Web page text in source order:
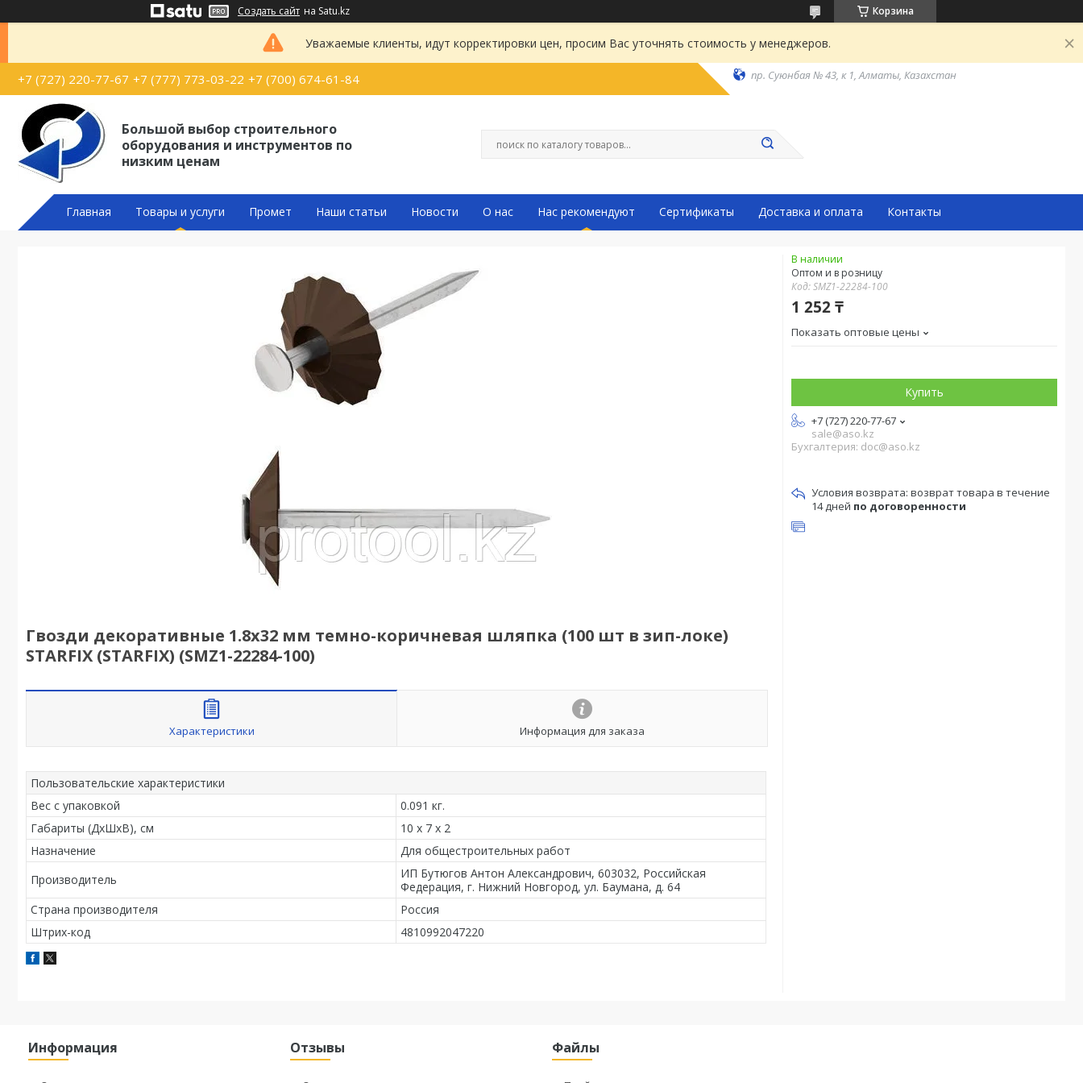
Создать сайт на Satu.kz Корзина
Уважаемые клиенты, идут корректировки цен, просим Вас уточнять стоимость у менеджеров.
+7 (727) 220-77-67 +7 (777) 773-03-22 +7 (700) 674-61-84 пр. Суюнбая № 43, к 1, Алматы, Казахстан
Большой выбор строительного
оборудования и инструментов по
низким ценам
Главная Товары и услуги Промет Наши статьи Новости О нас Нас рекомендуют Сертификаты Доставка и оплата Контакты
Гвозди декоративные 1.8х32 мм темно-коричневая шляпка (100 шт в зип-локе)
STARFIX (STARFIX) (SMZ1-22284-100)
Характеристики Информация для заказа
Пользовательские характеристики
Вес с упаковкой
0.091 кг.
Габариты (ДхШхВ), см
10 x 7 x 2
Назначение
Для общестроительных работ
Производитель
ИП Бутюгов Антон Александрович, 603032, Российская
Федерация, г. Нижний Новгород, ул. Баумана, д. 64
Страна производителя
Россия
Штрих-код
4810992047220
В наличии
Оптом и в розницу
Код:SMZ1-22284-100
1 252 ₸
Показать оптовые цены
Купить
+7 (727) 220-77-67
sale@aso.kz
Бухгалтерия: doc@aso.kz
возврат товара в течение
14 дней по договоренности
Информация Отзывы Файлы